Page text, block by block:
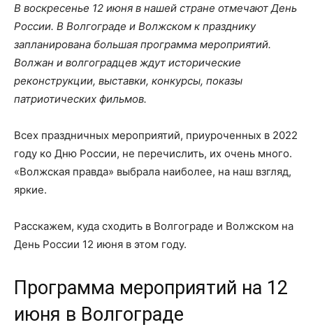
В воскресенье 12 июня в нашей стране отмечают День
России. В Волгограде и Волжском к празднику
запланирована большая программа мероприятий.
Волжан и волгоградцев ждут исторические
реконструкции, выставки, конкурсы, показы
патриотических фильмов.
Всех праздничных мероприятий, приуроченных в 2022
году ко Дню России, не перечислить, их очень много.
«Волжская правда» выбрала наиболее, на наш взгляд,
яркие.
Расскажем, куда сходить в Волгограде и Волжском на
День России 12 июня в этом году.
Программа мероприятий на 12
июня в Волгограде